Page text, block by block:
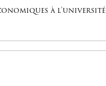
à l’université